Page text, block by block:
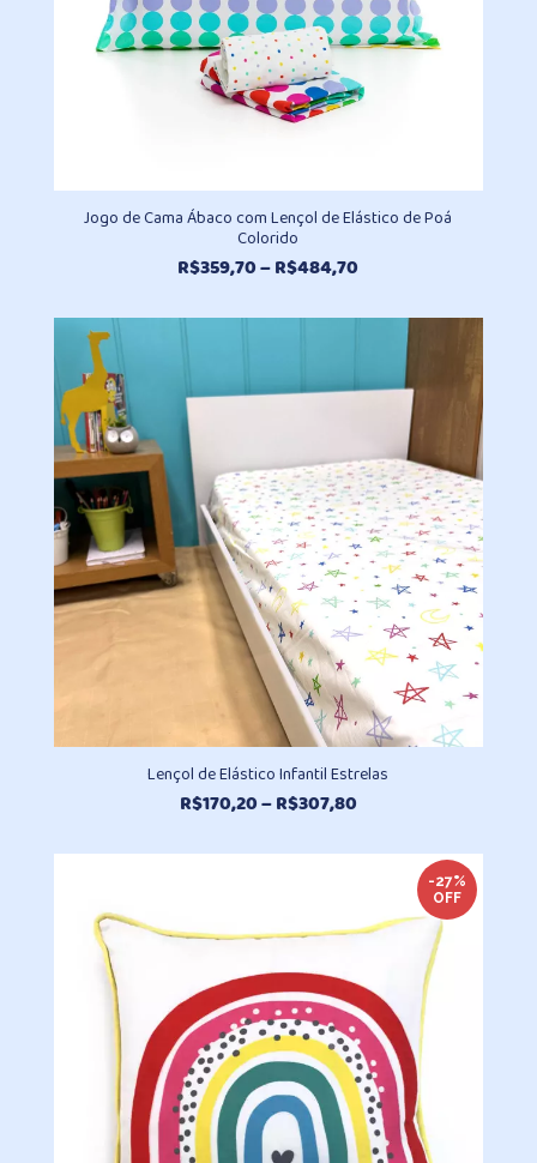
Jogo de Cama Ábaco com Lençol de Elástico de Poá
Colorido
R$359,70–R$484,70
preço:
R$359,70
através
R$484,70
Lençol de Elástico Infantil Estrelas
R$170,20–R$307,80Faixa
preço:
R$170,20
através
R$307,80
-27%
OFF